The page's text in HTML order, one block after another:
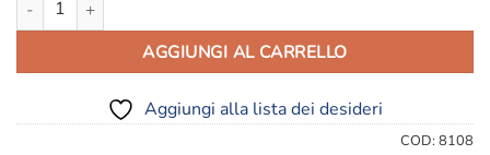
AGGIUNGI AL CARRELLO
Aggiungi alla lista dei desideri
COD: 8108